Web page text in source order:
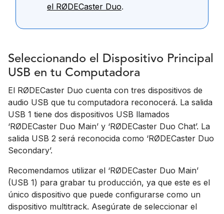
el RØDECaster Duo.
Seleccionando el Dispositivo Principal
USB en tu Computadora
El RØDECaster Duo cuenta con tres dispositivos de
audio USB que tu computadora reconocerá. La salida
USB 1 tiene dos dispositivos USB llamados
‘RØDECaster Duo Main’ y ‘RØDECaster Duo Chat’. La
salida USB 2 será reconocida como ‘RØDECaster Duo
Secondary’.
Recomendamos utilizar el ‘RØDECaster Duo Main’
(USB 1) para grabar tu producción, ya que este es el
único dispositivo que puede configurarse como un
dispositivo multitrack. Asegúrate de seleccionar el